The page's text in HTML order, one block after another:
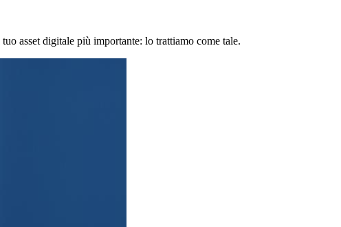
asset digitale più importante: lo trattiamo come tale.